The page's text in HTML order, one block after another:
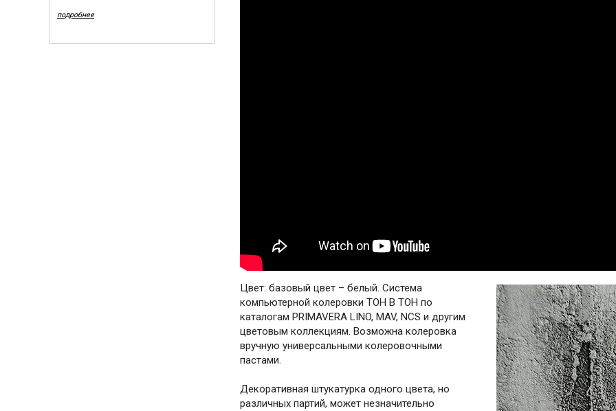
подробнее
Цвет: базовый цвет – белый. Система
компьютерной колеровки ТОН В ТОН по
каталогам PRIMAVERA LINO, MAV, NCS и другим
цветовым коллекциям. Возможна колеровка
вручную универсальными колеровочными
пастами.
Декоративная штукатурка одного цвета, но
различных партий, может незначительно